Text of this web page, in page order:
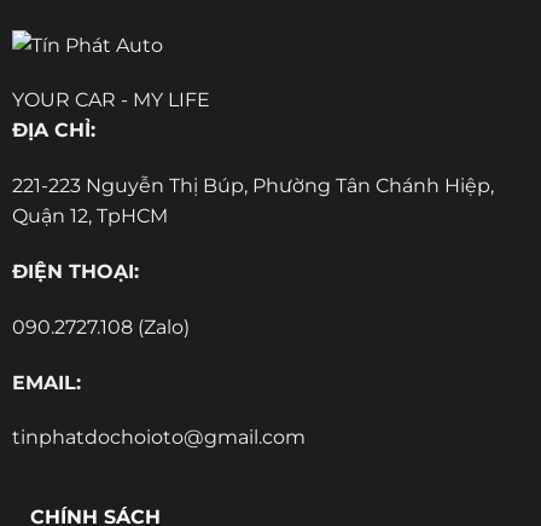
YOUR CAR - MY LIFE
ĐỊA CHỈ:
221-223 Nguyễn Thị Búp, Phường Tân Chánh Hiệp,
Quận 12, TpHCM
ĐIỆN THOẠI:
090.2727.108 (Zalo)
EMAIL:
tinphatdochoioto@gmail.com
CHÍNH SÁCH